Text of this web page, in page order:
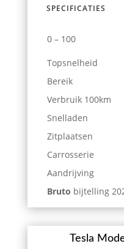
SPECIFICATIES
0 – 100
Topsnelheid
Bereik
Verbruik 100km
Snelladen
Zitplaatsen
Carrosserie
Aandrijving
Bruto bijtelling
Tesla